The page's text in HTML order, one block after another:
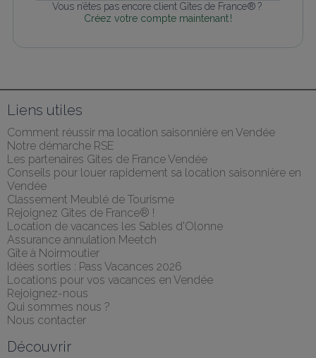
Vous n’êtes pas encore client Gîtes de France® ?
Créez votre compte maintenant !
Liens utiles
Comment réussir ma location saisonnière en Vendée
Notre démarche RSE
Les partenaires Gites de France Vendée
Conseils pour louer rapidement sa location saisonnière en
Vendée
Classement Meublé de Tourisme
Rejoignez Gîtes de France® !
Location de vacances les Sables d'Olonne
Assurance annulation Meetch
Gîte à Noirmoutier
Idées sorties : Pass Vacances 2026
Locations pour vos vacances en Vendée
Rejoignez-nous
Qui sommes nous ?
Nous contacter
Découvrir